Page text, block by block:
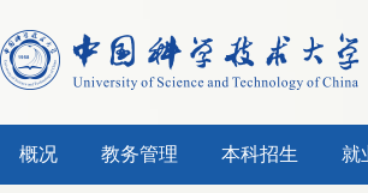
概况 教务管理 本科招生 就